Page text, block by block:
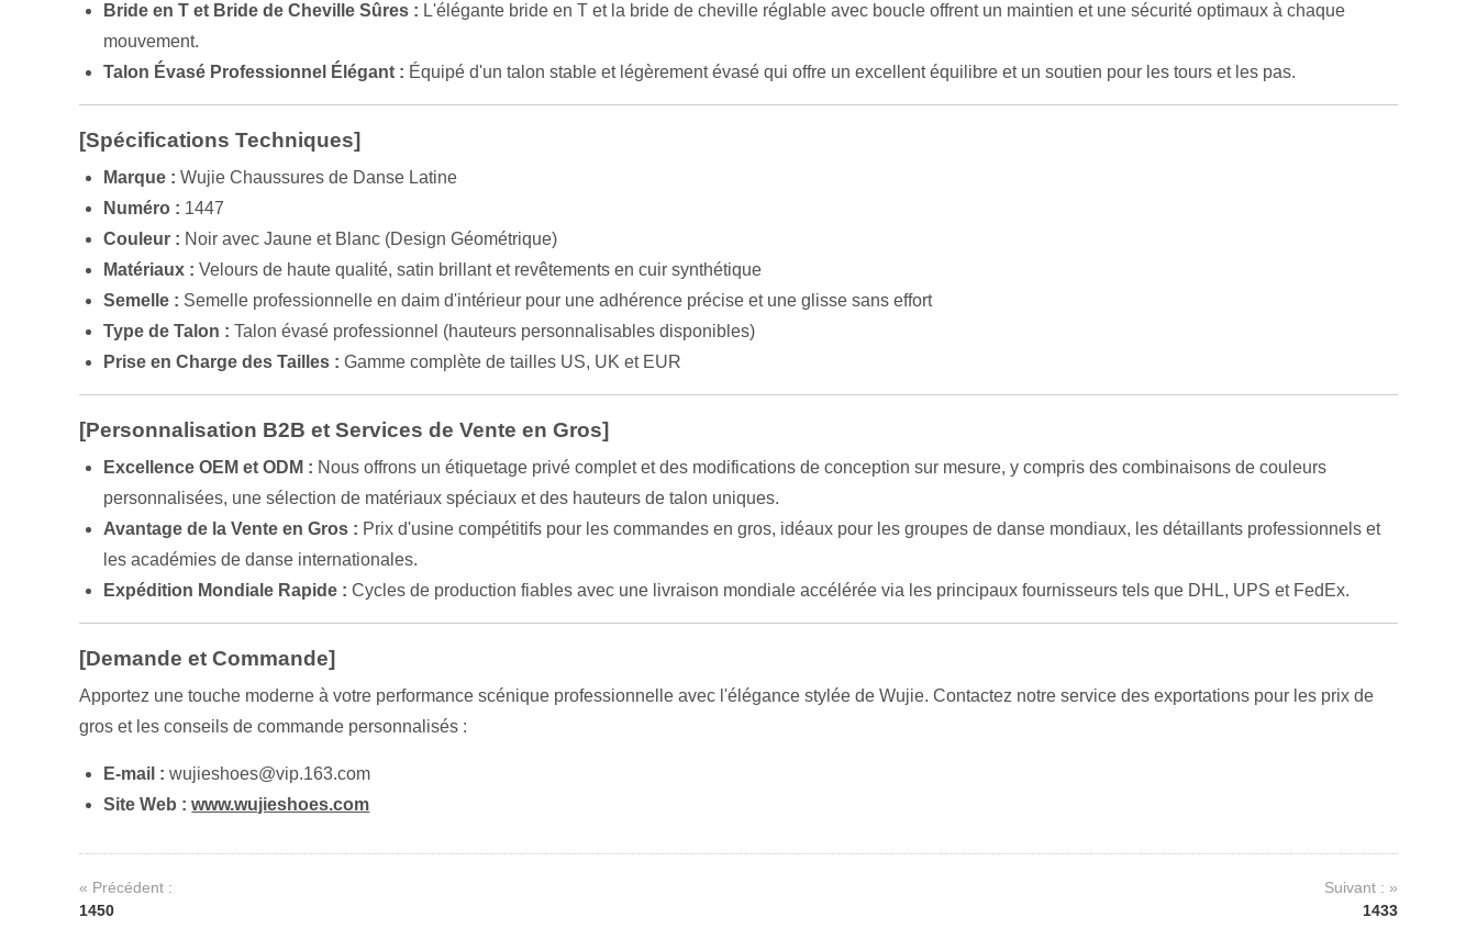
Bride en T et Bride de Cheville Sûres : L'élégante bride en T et la bride de cheville réglable avec boucle offrent un maintien et une sécurité optimaux à chaque
mouvement.
Talon Évasé Professionnel Élégant : Équipé d'un talon stable et légèrement évasé qui offre un excellent équilibre et un soutien pour les tours et les pas.
[Spécifications Techniques]
Marque : Wujie Chaussures de Danse Latine
Numéro : 1447
Couleur : Noir avec Jaune et Blanc (Design Géométrique)
Matériaux : Velours de haute qualité, satin brillant et revêtements en cuir synthétique
Semelle : Semelle professionnelle en daim d'intérieur pour une adhérence précise et une glisse sans effort
Type de Talon : Talon évasé professionnel (hauteurs personnalisables disponibles)
Prise en Charge des Tailles : Gamme complète de tailles US, UK et EUR
[Personnalisation B2B et Services de Vente en Gros]
Excellence OEM et ODM : Nous offrons un étiquetage privé complet et des modifications de conception sur mesure, y compris des combinaisons de couleurs
personnalisées, une sélection de matériaux spéciaux et des hauteurs de talon uniques.
Avantage de la Vente en Gros : Prix d'usine compétitifs pour les commandes en gros, idéaux pour les groupes de danse mondiaux, les détaillants professionnels et
les académies de danse internationales.
Expédition Mondiale Rapide : Cycles de production fiables avec une livraison mondiale accélérée via les principaux fournisseurs tels que DHL, UPS et FedEx.
[Demande et Commande]
Apportez une touche moderne à votre performance scénique professionnelle avec l'élégance stylée de Wujie. Contactez notre service des exportations pour les prix de
gros et les conseils de commande personnalisés :
E-mail : wujieshoes@vip.163.com
Site Web : www.wujieshoes.com
« Précédent :
1450
Suivant : »
1433